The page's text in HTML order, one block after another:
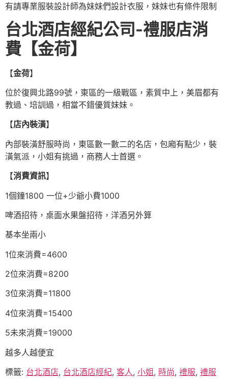
有請專業服裝設計師為妹妹們設計衣服，妹妹也有條件限制
台北酒店經紀公司-禮服店消
費【金荷】
【金荷】
位於復興北路99號，東區的一級戰區，素質中上，美眉都有
教過、培訓過，相當不錯優質妹妹。
【店內裝潢】
內部裝潢舒服時尚，東區數一數二的名店，包廂有點少，裝
潢氣派，小姐有挑過，商務人士首選。
【消費資訊】
1個鐘1800 一位+少爺小費1000
啤酒招待，桌面水果盤招待，洋酒另外算
基本坐兩小
1位來消費=4600
2位來消費=8200
3位來消費=11800
4位來消費=15400
5未來消費=19000
越多人越便宜
標籤: 台北酒店, 台北酒店經紀, 客人, 小姐 , 時尚, 禮服, 禮服